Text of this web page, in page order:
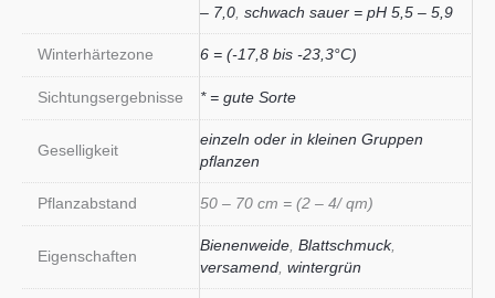
– 7,0 schwach sauer = pH 5,5 – 5,9
Winterhärtezone 6 = (-17,8 bis -23,3°C)
Sichtungsergebnisse * = gute Sorte
Geselligkeit
einzeln oder in kleinen Gruppen
pflanzen
Pflanzabstand 50 – 70 cm = (2 – 4/ qm)
Eigenschaften
Bienenweide Blattschmuck,
versamend wintergrün